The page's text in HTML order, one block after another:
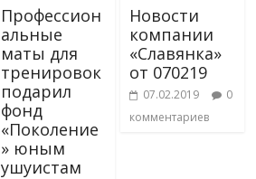
Профессион
альные
маты для
тренировок
подарил
фонд
«Поколение
» юным
ушуистам
Новости
компании
«Славянка»
от 070219
07.02.2019
0
комментариев